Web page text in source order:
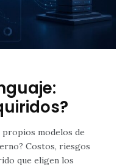
propios modelos de
Costos, riesgos
que eligen los